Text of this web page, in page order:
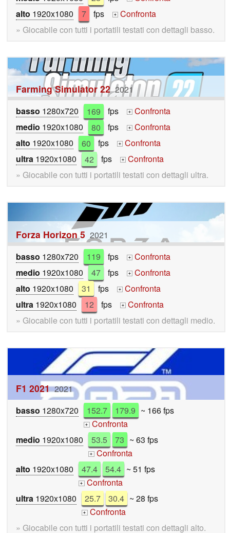
alto 1920x1080 7 fps +
Confronta
» Giocabile con tutti i portatili testati con dettagli basso.
Farming Simulator 22 2021
basso 1280x720 169 fps +
Confronta
medio 1920x1080 80 fps +
Confronta
alto 1920x1080 60 fps +
Confronta
ultra 1920x1080 42 fps +
Confronta
» Giocabile con tutti i portatili testati con dettagli ultra.
Forza Horizon 5 2021
basso 1280x720 119 fps +
Confronta
medio 1920x1080 47 fps +
Confronta
alto 1920x1080 31 fps +
Confronta
ultra 1920x1080 12 fps +
Confronta
» Giocabile con tutti i portatili testati con dettagli medio.
F1 2021 2021
basso 1280x720 152.7 179.9 ~ 166 fps
+ Confronta
medio 1920x1080 53.5 73 ~ 63 fps
+ Confronta
alto 1920x1080 47.4 54.4 ~ 51 fps
+ Confronta
ultra 1920x1080 25.7 30.4 ~ 28 fps
+ Confronta
» Giocabile con tutti i portatili testati con dettagli alto.